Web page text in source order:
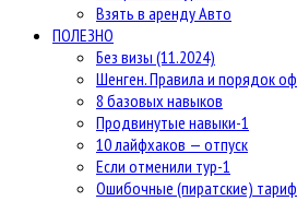
Взять в аренду Авто
ПОЛЕЗНО
Без визы (11.2024)
Шенген. Правила и порядок
8 базовых навыков
Продвинутые навыки-1
10 лайфхаков — отпуск
Если отменили тур-1
Ошибочные (пиратские)